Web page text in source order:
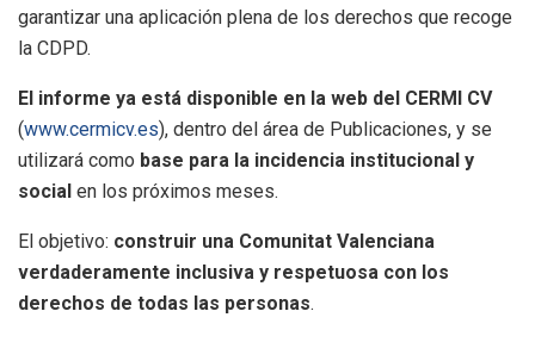
garantizar una aplicación plena de los derechos que recoge
la CDPD.
El informe ya está disponible en la web del CERMI CV
(www.cermicv.es), dentro del área de Publicaciones, y se
utilizará como base para la incidencia institucional y
social en los próximos meses.
El objetivo: construir una Comunitat Valenciana
verdaderamente inclusiva y respetuosa con los
derechos de todas las personas.